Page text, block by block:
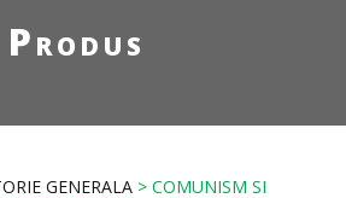
Produs
GENERALA > COMUNISM SI